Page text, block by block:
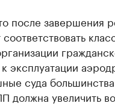
после завершения
эксплуатации
суда
должна увеличить